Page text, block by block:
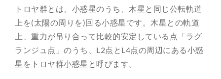
トロヤ群とは、小惑星のうち、木星と同じ公転軌道
上を(太陽の周りを)回る小惑星です。木星との軌道
上、重力が吊り合って比較的安定している点「ラグ
ランジュ点」のうち、L2点とL4点の周辺にある小惑
星をトロヤ群小惑星と呼びます。